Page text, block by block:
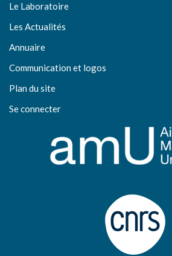
Le Laboratoire
Les Actualités
Annuaire
Communication et logos
Plan du site
Se connecter